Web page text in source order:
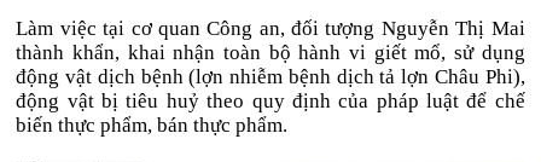
Làm việc tại cơ quan Công an,đối tượng Nguyễn Thị Mai
thành khẩn, khai nhận toàn bộ hành vi giết mổ, sử dụng
động vật dịch bệnh (lợn nhiễm bệnh dịch tả lợn Châu Phi),
động vật bị tiêu huỷ theo quy định của pháp luậtđể chế
biến thực phẩm, bán thực phẩm.